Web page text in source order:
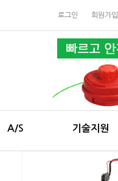
로그인 회원가입
A/S 기술지원